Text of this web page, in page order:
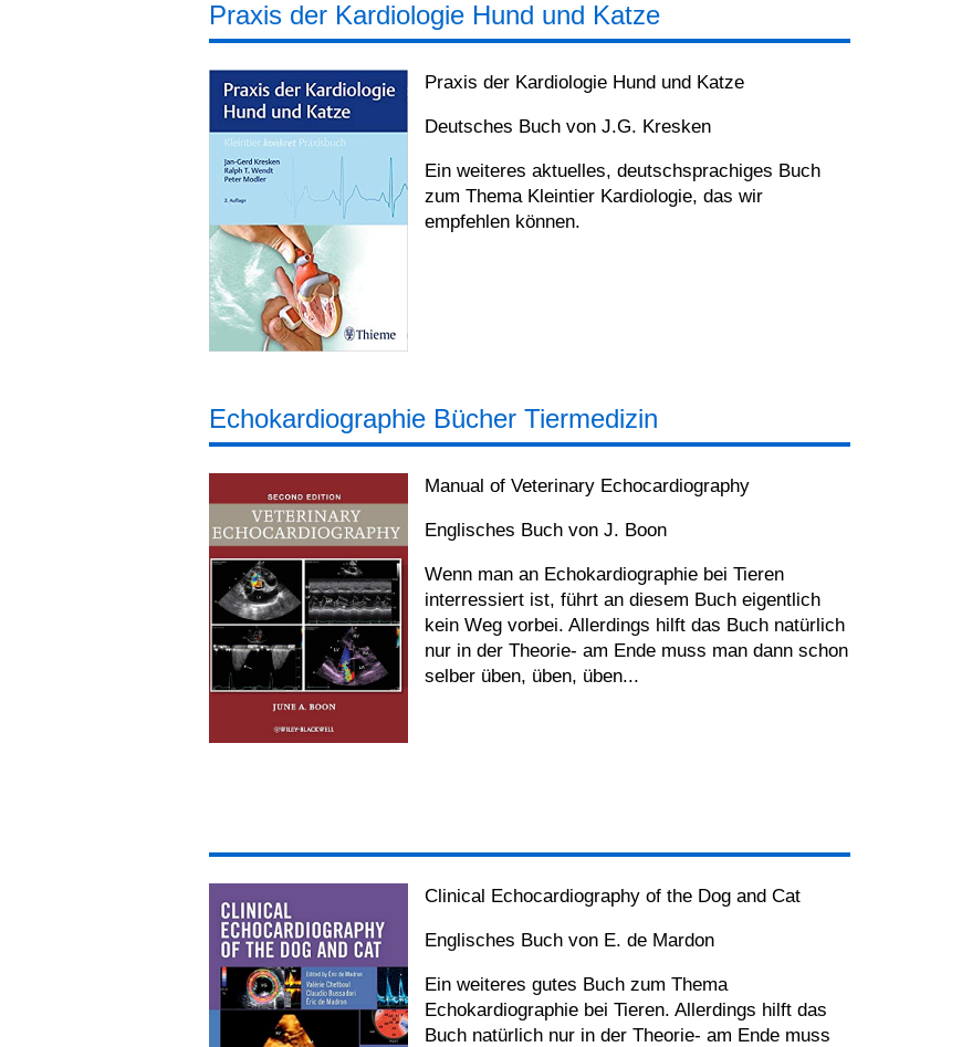
Praxis der Kardiologie Hund und Katze
Praxis der Kardiologie Hund und Katze
Deutsches Buch von J.G. Kresken
Ein weiteres aktuelles, deutschsprachiges Buch
zum Thema Kleintier Kardiologie, das wir
empfehlen können.
Echokardiographie Bücher Tiermedizin
Manual of Veterinary Echocardiography
Englisches Buch von J. Boon
Wenn man an Echokardiographie bei Tieren
interressiert ist, führt an diesem Buch eigentlich
kein Weg vorbei. Allerdings hilft das Buch natürlich
nur in der Theorie- am Ende muss man dann schon
selber üben, üben, üben...
Clinical Echocardiography of the Dog and Cat
Englisches Buch von E. de Mardon
Ein weiteres gutes Buch zum Thema
Echokardiographie bei Tieren. Allerdings hilft das
Buch natürlich nur in der Theorie- am Ende muss